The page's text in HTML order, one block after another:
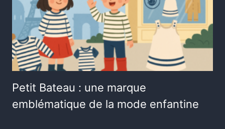
Petit Bateau : une marque
emblématique de la mode enfantine